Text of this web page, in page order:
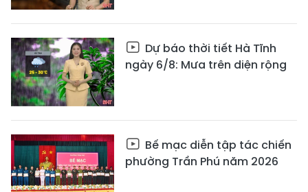
Dự báo thời tiết Hà Tĩnh
ngày 6/8: Mưa trên diện rộng
Bế mạc diễn tập tác chiến
phường Trần Phú năm 2026